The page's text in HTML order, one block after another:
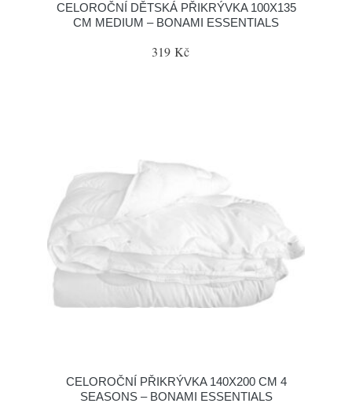
CELOROČNÍ DĚTSKÁ PŘIKRÝVKA 100X135
CM MEDIUM – BONAMI ESSENTIALS
319 Kč
CELOROČNÍ PŘIKRÝVKA 140X200 CM 4
SEASONS – BONAMI ESSENTIALS